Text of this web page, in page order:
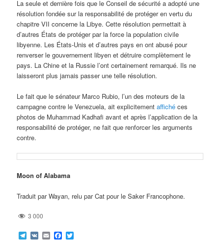
La seule et dernière fois que le Conseil de sécurité a adopté une
résolution fondée sur la responsabilité de protéger en vertu du
chapitre VII concerne la Libye. Cette résolution permettait à
d’autres États de protéger par la force la population civile
libyenne. Les États-Unis et d’autres pays en ont abusé pour
renverser le gouvernement libyen et détruire complètement le
pays. La Chine et la Russie l’ont certainement remarqué. Ils ne
laisseront plus jamais passer une telle résolution.
Le fait que le sénateur Marco Rubio, l’un des moteurs de la
campagne contre le Venezuela, ait explicitementaffiché ces
photos de Muhammad Kadhafi avant et après l’application de la
responsabilité de protéger, ne fait que renforcer les arguments
contre.
Moon of Alabama
Traduit par Wayan, relu par Cat pour le Saker Francophone.
3 000
Telegram
VK EmailFacebook